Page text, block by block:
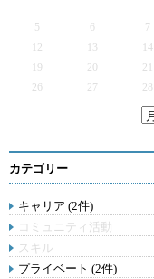
5
6 7
12
13 14
19
20 21
26
27 28
カテゴリー
キャリア (2件)
コミュニティ活動
スキル
プライベート (2件)